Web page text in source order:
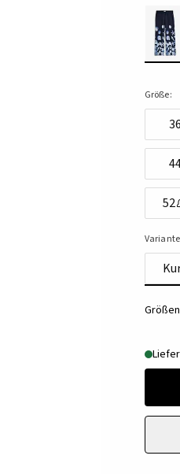
Größe:
36
52